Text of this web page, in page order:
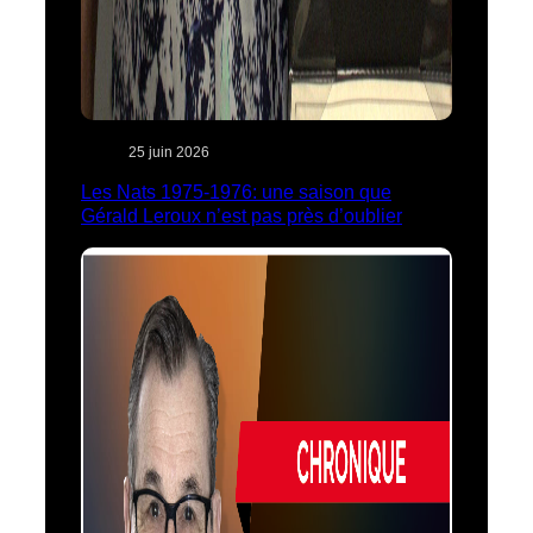
25 juin 2026
Les Nats 1975-1976: une saison que
Gérald Leroux n’est pas près d’oublier